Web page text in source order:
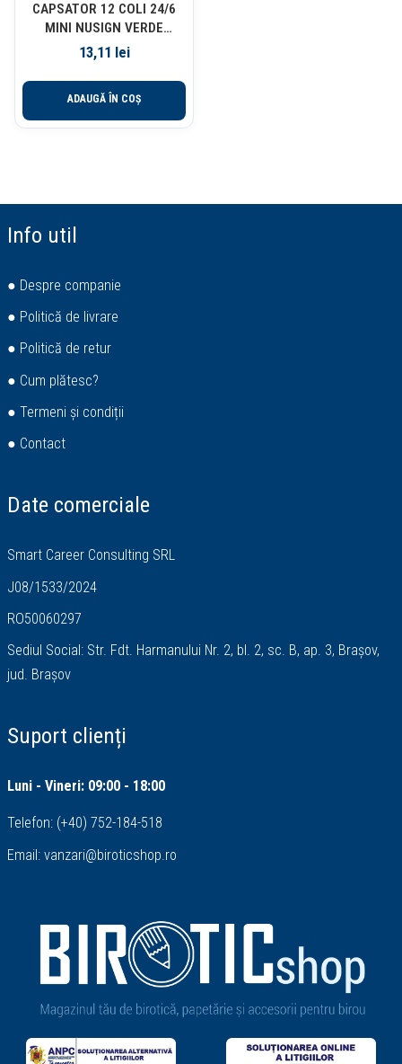
CAPSATOR 12 COLI 24/6
MINI NUSIGN VERDE
MARMORAT DELI
13,11 lei
ADAUGĂ ÎN COȘ
Info util
● Despre companie
● Politică de livrare
● Politică de retur
● Cum plătesc?
● Termeni și condiții
● Contact
Date comerciale
Smart Career Consulting SRL
J08/1533/2024
RO50060297
Sediul Social: Str. Fdt. Harmanului Nr. 2, bl. 2, sc. B, ap. 3, Brașov,
jud. Brașov
Suport clienți
Luni - Vineri: 09:00 - 18:00
Telefon: (+40) 752-184-518
Email: vanzari@biroticshop.ro